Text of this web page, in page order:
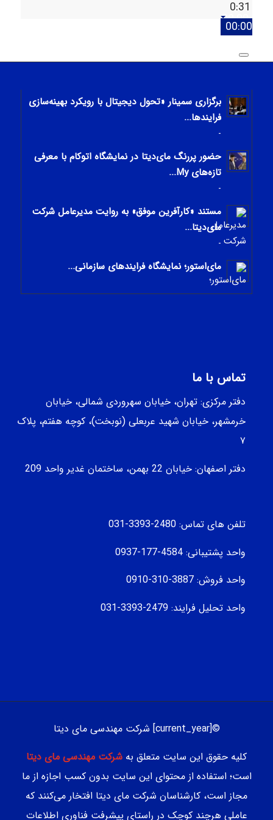
00:00
00:00
0:31
برگزاری سمینار «تحول دیجیتال با رویکرد بهینه‌سازی
فرایندها...
-
حضور پررنگ مای‌دیتا در نمایشگاه اتوکام با معرفی
تازه‌های My...
-
مستند «کارآفرین موفق» به روایت مدیرعامل شرکت
مای‌دیتا...
-
مای‌استور؛ نمایشگاه فرایندهای سازمانی...
-
تماس با ما
دفتر مرکزی: تهران، خیابان سهروردی شمالی، خيابان
خرمشهر، خيابان شهيد عربعلی (نوبخت)، کوچه هفتم، پلاک
۷
دفتر اصفهان: خیابان 22 بهمن، ساختمان غدیر واحد 209
تلفن های تماس: 2480-3393-031
واحد پشتیبانی: 4584-177-0937
واحد فروش: 3887-310-0910
واحد تحلیل فرایند: 2479-3393-031
©[current_year] شرکت مهندسی مای دیتا
کلیه حقوق این سایت متعلق به شرکت مهندسی مای دیتا
است؛ استفاده از محتوای این سایت بدون کسب اجازه از ما
مجاز است، کارشناسان شرکت مای دیتا افتخار می‌کنند که
عاملی هرچند کوچک در راستای پیشرفت فناوری اطلاعات